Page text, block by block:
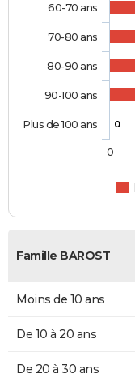
0
60-70 ans
70-80 ans
80-90 ans
90-100 ans
Plus de 100 ans
0
Famille BAROST
Moins de 10 ans
De 10 à 20 ans
De 20 à 30 ans